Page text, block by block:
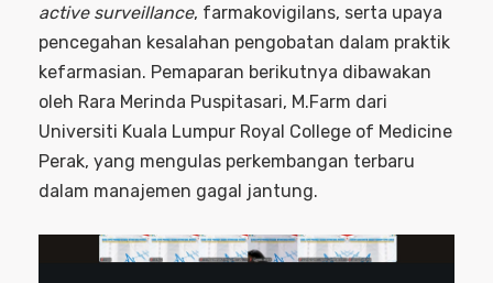
active surveillance, farmakovigilans, serta upaya
pencegahan kesalahan pengobatan dalam praktik
kefarmasian. Pemaparan berikutnya dibawakan
oleh Rara Merinda Puspitasari, M.Farm dari
Universiti Kuala Lumpur Royal College of Medicine
Perak, yang mengulas perkembangan terbaru
dalam manajemen gagal jantung.